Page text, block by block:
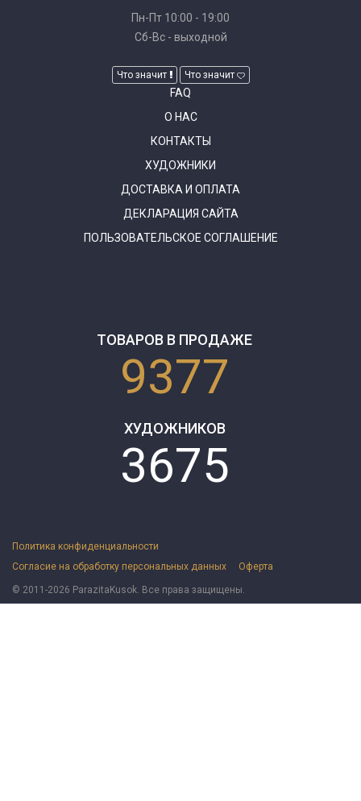
Пн-Пт 10:00 - 19:00
Сб-Вс - выходной
Что значит Что значит
FAQ
О НАС
КОНТАКТЫ
ХУДОЖНИКИ
ДОСТАВКА И ОПЛАТА
ДЕКЛАРАЦИЯ САЙТА
ПОЛЬЗОВАТЕЛЬСКОЕ СОГЛАШЕНИЕ
ТОВАРОВ В ПРОДАЖЕ
9377
ХУДОЖНИКОВ
3675
Политика конфиденциальности
Согласие на обработку персональных данных
Оферта
© 2011-2026 ParazitaKusok. Все права защищены.